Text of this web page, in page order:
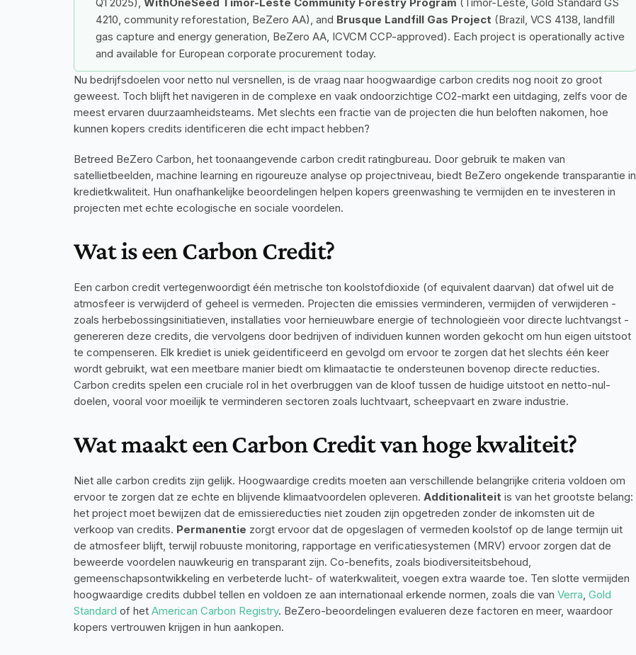
4210, community reforestation, BeZero AA), and Brusque Landfill Gas Project (Brazil, VCS 4138, landfill
gas capture and energy generation, BeZero AA, ICVCM CCP-approved). Each project is operationally active
and available for European corporate procurement today.
Nu bedrijfsdoelen voor netto nul versnellen, is de vraag naar hoogwaardige carbon credits nog nooit zo groot
geweest. Toch blijft het navigeren in de complexe en vaak ondoorzichtige CO2-markt een uitdaging, zelfs voor de
meest ervaren duurzaamheidsteams. Met slechts een fractie van de projecten die hun beloften nakomen, hoe
kunnen kopers credits identificeren die echt impact hebben?
Betreed BeZero Carbon, het toonaangevende carbon credit ratingbureau. Door gebruik te maken van
satellietbeelden, machine learning en rigoureuze analyse op projectniveau, biedt BeZero ongekende transparantie in
kredietkwaliteit. Hun onafhankelijke beoordelingen helpen kopers greenwashing te vermijden en te investeren in
projecten met echte ecologische en sociale voordelen.
Wat is een Carbon Credit?
Een carbon credit vertegenwoordigt één metrische ton koolstofdioxide (of equivalent daarvan) dat ofwel uit de
atmosfeer is verwijderd of geheel is vermeden. Projecten die emissies verminderen, vermijden of verwijderen -
zoals herbebossingsinitiatieven, installaties voor hernieuwbare energie of technologieën voor directe luchtvangst -
genereren deze credits, die vervolgens door bedrijven of individuen kunnen worden gekocht om hun eigen uitstoot
te compenseren. Elk krediet is uniek geïdentificeerd en gevolgd om ervoor te zorgen dat het slechts één keer
wordt gebruikt, wat een meetbare manier biedt om klimaatactie te ondersteunen bovenop directe reducties.
Carbon credits spelen een cruciale rol in het overbruggen van de kloof tussen de huidige uitstoot en netto-nul-
doelen, vooral voor moeilijk te verminderen sectoren zoals luchtvaart, scheepvaart en zware industrie.
Wat maakt een Carbon Credit van hoge kwaliteit?
Niet alle carbon credits zijn gelijk. Hoogwaardige credits moeten aan verschillende belangrijke criteria voldoen om
ervoor te zorgen dat ze echte en blijvende klimaatvoordelen opleveren. Additionaliteit is van het grootste belang:
het project moet bewijzen dat de emissiereducties niet zouden zijn opgetreden zonder de inkomsten uit de
verkoop van credits. Permanentie zorgt ervoor dat de opgeslagen of vermeden koolstof op de lange termijn uit
de atmosfeer blijft, terwijl robuuste monitoring, rapportage en verificatiesystemen (MRV) ervoor zorgen dat de
beweerde voordelen nauwkeurig en transparant zijn. Co-benefits, zoals biodiversiteitsbehoud,
gemeenschapsontwikkeling en verbeterde lucht- of waterkwaliteit, voegen extra waarde toe. Ten slotte vermijden
hoogwaardige credits dubbel tellen en voldoen ze aan internationaal erkende normen, zoals die van Verra, Gold
Standard of het American Carbon Registry. BeZero-beoordelingen evalueren deze factoren en meer, waardoor
kopers vertrouwen krijgen in hun aankopen.